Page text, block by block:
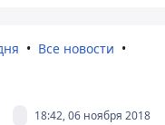
Все новости
18:42, 06 ноября 2018